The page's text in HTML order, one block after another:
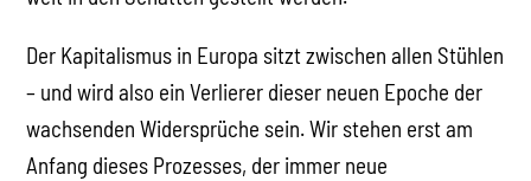
Der Kapitalismus in Europa sitzt zwischen allen Stühlen
– und wird also ein Verlierer dieser neuen Epoche der
wachsenden Widersprüche sein. Wir stehen erst am
Anfang dieses Prozesses, der immer neue